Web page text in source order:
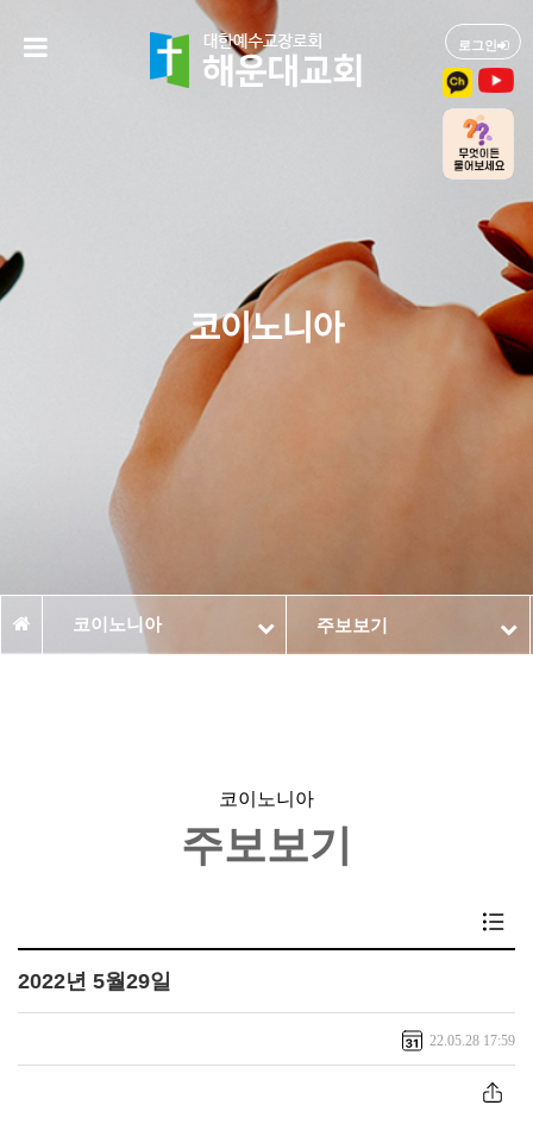
로그인
코이노니아
코이노니아 주보보기
코이노니아
주보보기
2022년 5월29일
22.05.28 17:59